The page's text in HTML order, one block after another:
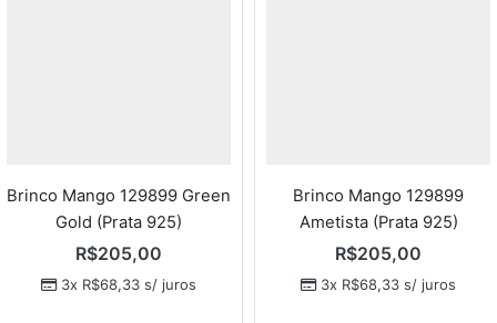
Brinco Mango 129899 Green
Gold (Prata 925)
R$205,00
3x R$68,33 s/ juros
Brinco Mango 129899
Ametista (Prata 925)
R$205,00
3x R$68,33 s/ juros